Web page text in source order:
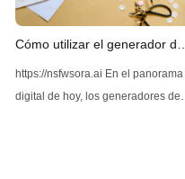
Cómo utilizar el generador de
imágenes Z-Image AI sin
restricciones
https://nsfwsora.ai En el panorama
digital de hoy, los generadores de